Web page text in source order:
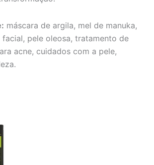
máscara de argila, mel de manuka,
facial, pele oleosa, tratamento de
acne, cuidados com a pele,